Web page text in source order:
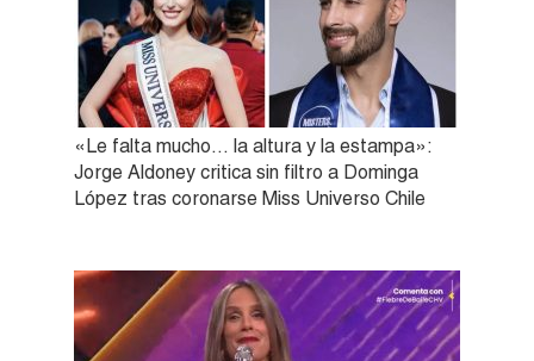
«Le falta mucho… la altura y la estampa»:
Jorge Aldoney critica sin filtro a Dominga
López tras coronarse Miss Universo Chile